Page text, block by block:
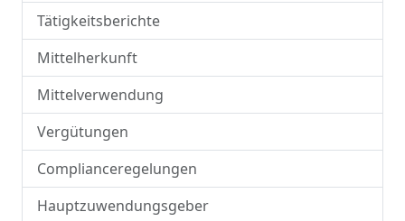
Tätigkeitsberichte
Mittelherkunft
Mittelverwendung
Vergütungen
Complianceregelungen
Hauptzuwendungsgeber